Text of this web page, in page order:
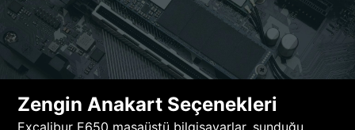
Zengin Anakart Seçenekleri